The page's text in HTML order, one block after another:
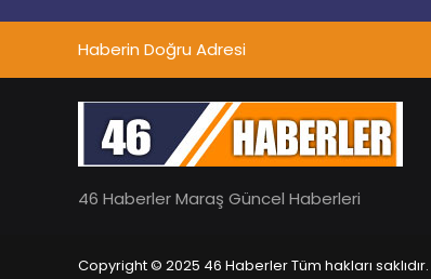
Haberin Doğru Adresi
46 Haberler Maraş Güncel Haberleri
Copyright © 2025 46 Haberler Tüm hakları saklıdır.